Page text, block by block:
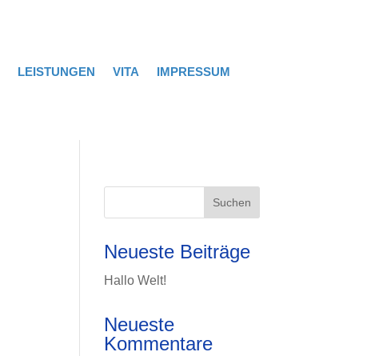
LEISTUNGEN VITA IMPRESSUM
Neueste Beiträge
Hallo Welt!
Neueste
Kommentare